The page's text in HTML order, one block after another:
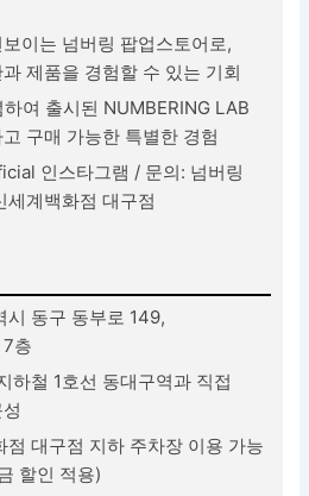
이는 넘버링 팝업스토어로,
제품을 경험할 수 있는 기회
여 출시된 NUMBERING LAB
구매 가능한 특별한 경험
인스타그램 / 문의: 넘버링
세계백화점 대구점
시 동구 동부로 149,
층
하철 1호선 동대구역과 직접
점 대구점 지하 주차장 이용 가능
할인 적용)